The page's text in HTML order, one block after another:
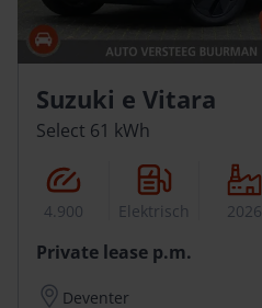
Suzuki e Vitara
Select 61 kWh
4.900 Elektrisch 2026
Private lease p.m.
Deventer